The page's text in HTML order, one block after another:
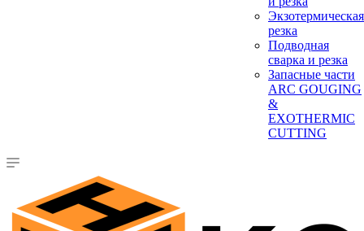
Экзотермическая
резка
Подводная
сварка и резка
Запасные части
ARC GOUGING
&
EXOTHERMIC
CUTTING